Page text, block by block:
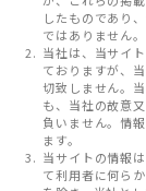
したものであり
ではありません。
当社は、当サイ
ておりますが、
切致しません。
も、当社の故意
負いません。情
ます。
当サイトの情報
て利用者に何ら